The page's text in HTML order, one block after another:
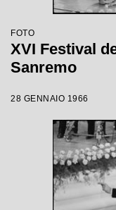
FOTO
XVI Festival
Sanremo
28 GENNAIO 1966